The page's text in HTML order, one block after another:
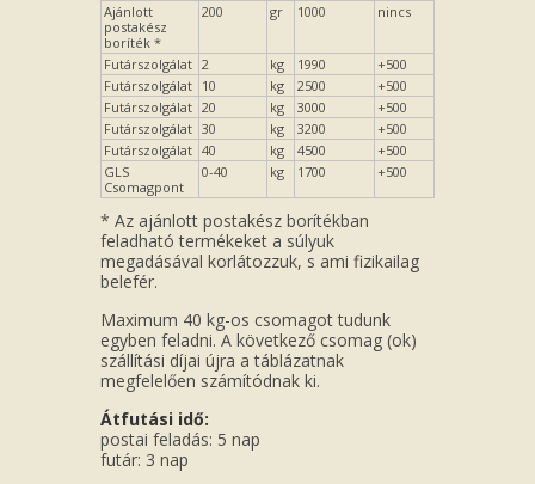
Ajánlott
postakész
boríték *
200 gr 1000 nincs
Futárszolgálat 2 kg 1990
+500
Futárszolgálat 10 kg 2500
+500
Futárszolgálat 20 kg 3000
+500
Futárszolgálat 30 kg 3200
+500
Futárszolgálat 40 kg 4500
+500
GLS
Csomagpont
0-40 kg 1700 +500
* Az ajánlott postakész borítékban
feladható termékeket a súlyuk
megadásával korlátozzuk, s ami fizikailag
belefér.
Maximum 40 kg-os csomagot tudunk
egyben feladni. A következő csomag (ok)
szállítási díjai újra a táblázatnak
megfelelően számítódnak ki.
Átfutási idő:
postai feladás: 5 nap
futár: 3 nap